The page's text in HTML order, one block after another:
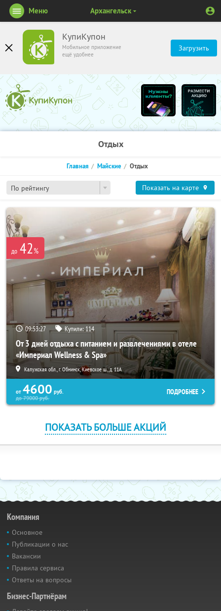
КупиКупон
Мобильное приложение
ещё удобнее
Загрузить
Меню Архангельск
Отдых
По рейтингу
Главная Майские Отдых
Показать на карте
до 42%
09:53:27 Купили:114
От 3 дней отдыха с питанием и развлечениями в отеле
«Империал Wellness & Spa»
Калужская обл., г. Обнинск, Киевское ш., д. 11А
от 4600 руб.
до79000руб.
ПОДРОБНЕЕ
ПОКАЗАТЬ БОЛЬШЕ АКЦИЙ
Компания
Основное
Публикации о нас
Вакансии
Правила сервиса
Ответы на вопросы
Бизнес-Партнёрам